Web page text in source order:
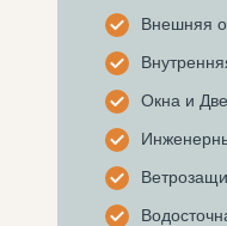
Внешняя
Окна и